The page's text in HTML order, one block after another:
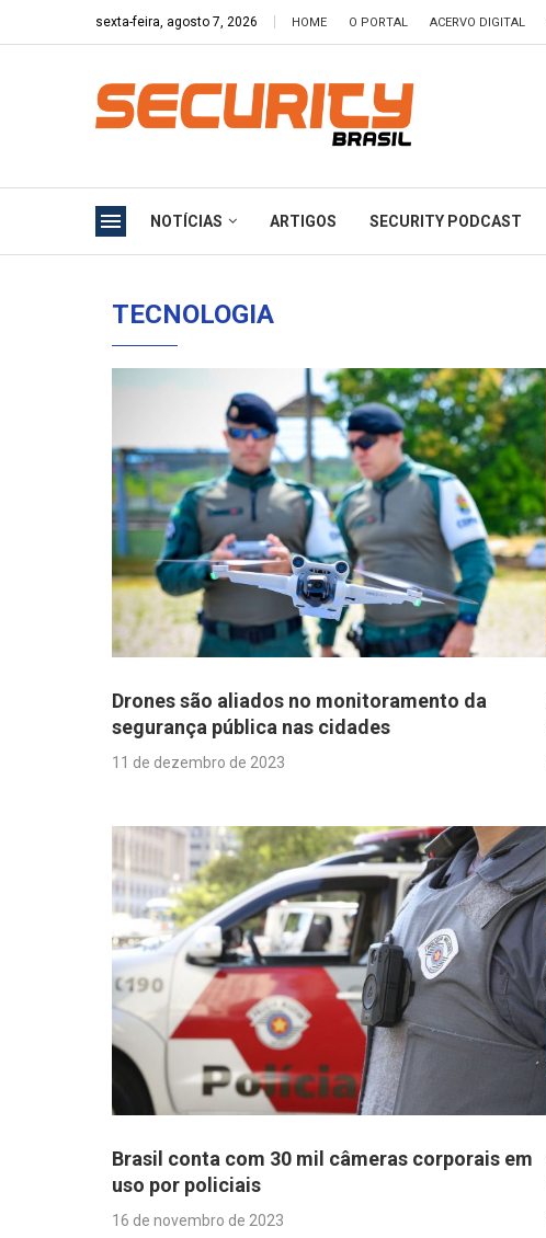
sexta-feira, agosto 7, 2026 HOME O PORTAL ACERVO DIGITAL
NOTÍCIAS ARTIGOS SECURITY PODCAST
TECNOLOGIA
Drones são aliados no monitoramento da
segurança pública nas cidades
11 de dezembro de 2023
Brasil conta com 30 mil câmeras corporais em
uso por policiais
16 de novembro de 2023